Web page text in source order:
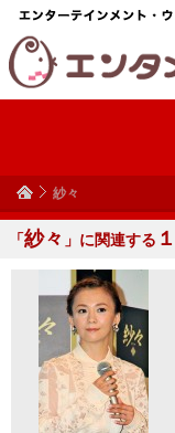
紗々
「紗々 」に関連する １